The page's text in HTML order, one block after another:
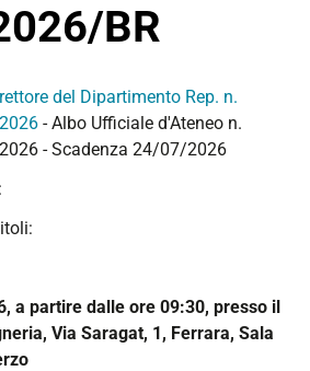
BR
del Dipartimento Rep. n.
- Albo Ufficiale d'Ateneo n.
- Scadenza 24/07/2026
a partire dalle ore 09:30, presso il
Via Saragat, 1, Ferrara, Sala